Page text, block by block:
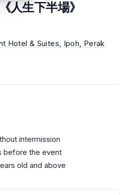
人生下半場》
Hotel & Suites, Ipoh , Perak
intermission
before the event
old and above